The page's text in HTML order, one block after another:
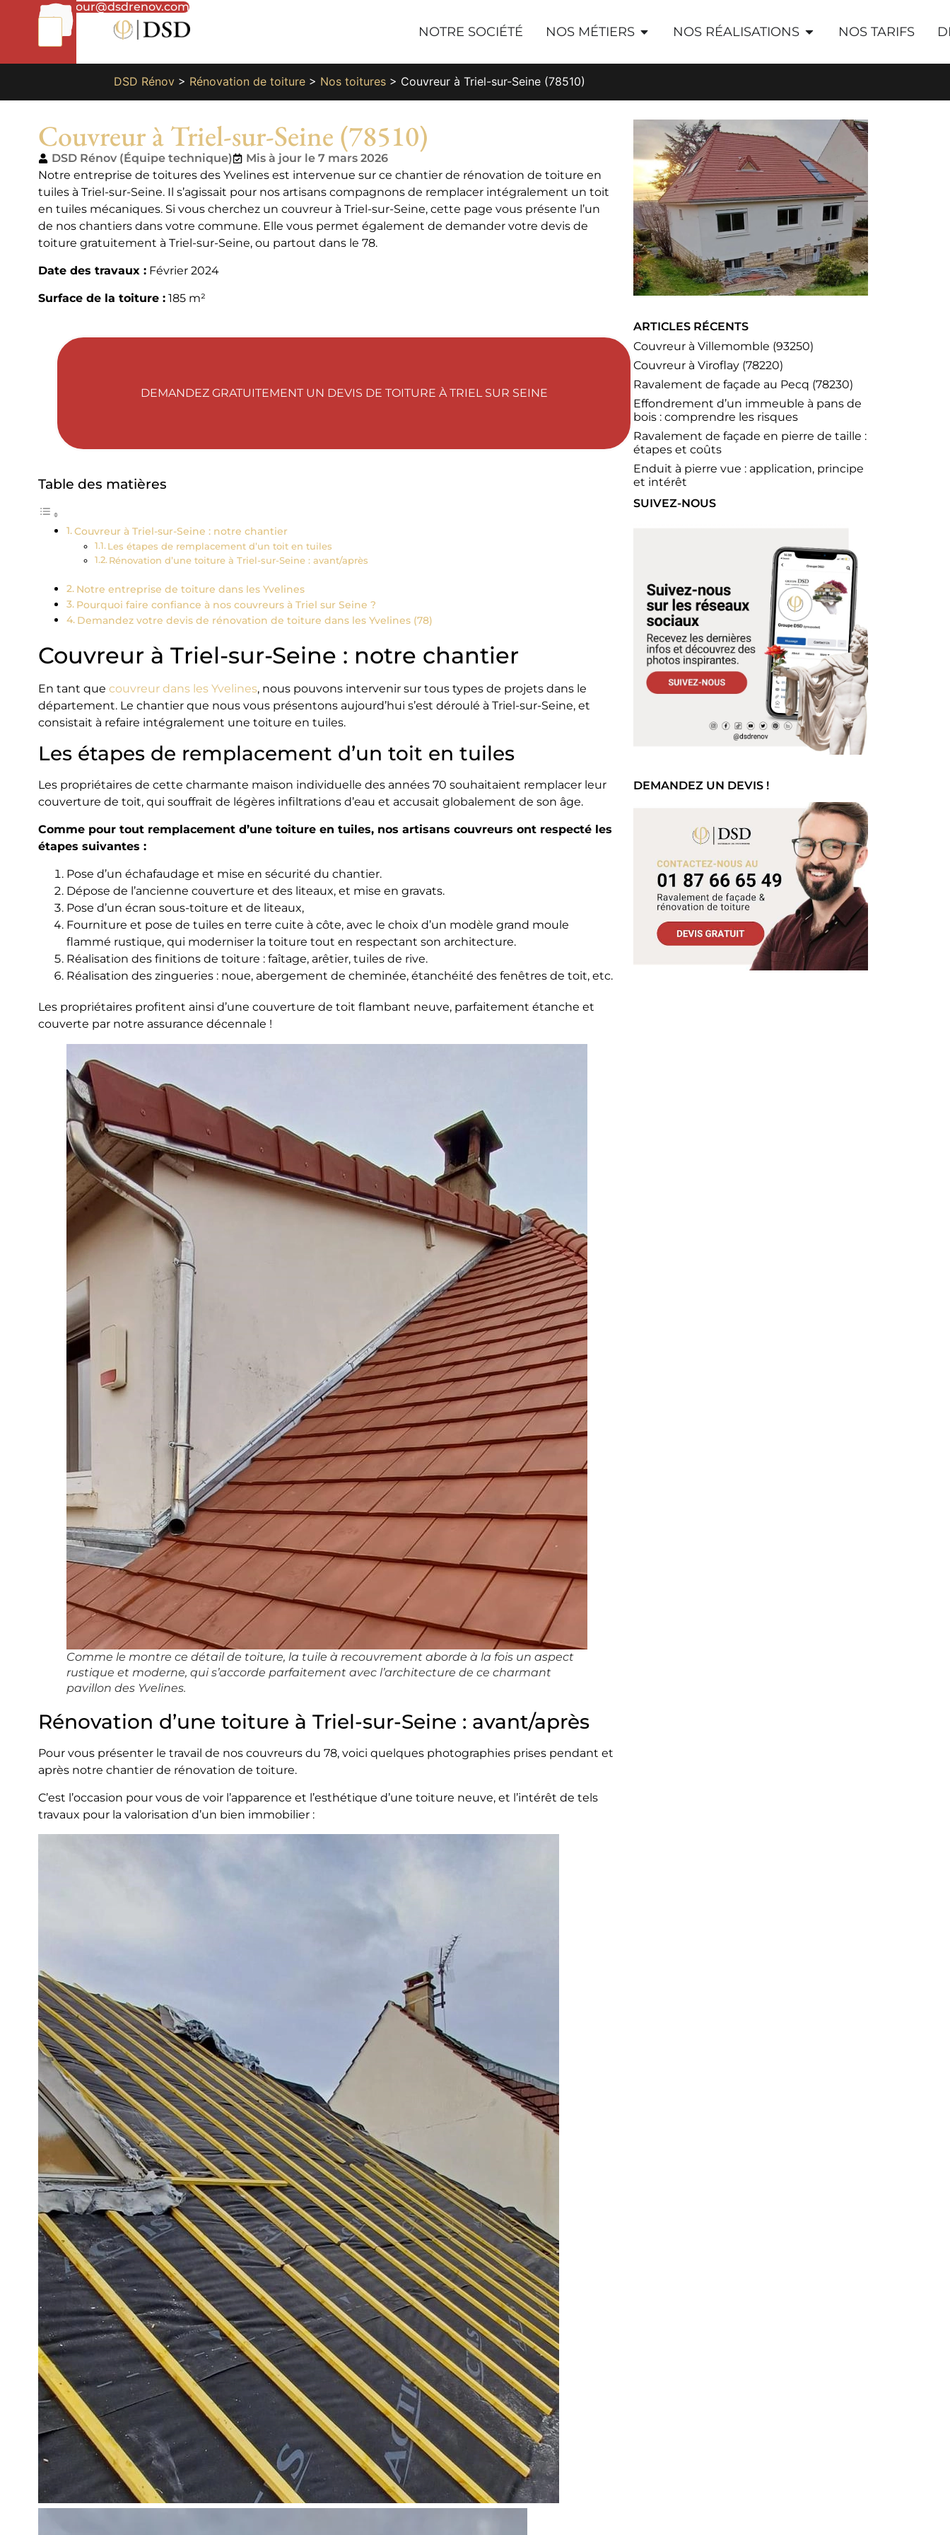
01
87
65
49
bonjour@dsdrenov.com
NOTRE SOCIÉTÉ NOS MÉTIERS NOS RÉALISATIONS NOS TARIFS
DSD Rénov > Rénovation de toiture > Nos toitures > Couvreur à Triel-sur-Seine (78510)
Couvreur à Triel-sur-Seine (78510)
DSD Rénov (Équipe technique)
Mis à jour le 7 mars 2026
Notre entreprise de toitures des Yvelines est intervenue sur ce chantier de rénovation de toiture en
tuiles à Triel-sur-Seine. Il s’agissait pour nos artisans compagnons de remplacer intégralement un toit
en tuiles mécaniques. Si vous cherchez un couvreur à Triel-sur-Seine, cette page vous présente l’un
de nos chantiers dans votre commune. Elle vous permet également de demander votre devis de
toiture gratuitement à Triel-sur-Seine, ou partout dans le 78.
Date des travaux :Février 2024
Surface de la toiture :185 m²
DEMANDEZ GRATUITEMENT UN DEVIS DE TOITURE À TRIEL SUR SEINE
Table des matières
Couvreur à Triel-sur-Seine : notre chantier
Les étapes de remplacement d’un toit en tuiles
Rénovation d’une toiture à Triel-sur-Seine : avant/après
Notre entreprise de toiture dans les Yvelines
Pourquoi faire confiance à nos couvreurs à Triel sur Seine ?
Demandez votre devis de rénovation de toiture dans les Yvelines (78)
Couvreur à Triel-sur-Seine : notre chantier
En tant que couvreur dans les Yvelines, nous pouvons intervenir sur tous types de projets dans le
département. Le chantier que nous vous présentons aujourd’hui s’est déroulé à Triel-sur-Seine, et
consistait à refaire intégralement une toiture en tuiles.
Les étapes de remplacement d’un toit en tuiles
Les propriétaires de cette charmante maison individuelle des années 70 souhaitaient remplacer leur
couverture de toit, qui souffrait de légères infiltrations d’eau et accusait globalement de son âge.
Comme pour tout remplacement d’une toiture en tuiles, nos artisans couvreurs ont respecté les
étapes suivantes :
Pose d’un échafaudage et mise en sécurité du chantier.
Dépose de l’ancienne couverture et des liteaux, et mise en gravats.
Pose d’un écran sous-toiture et de liteaux,
Fourniture et pose de tuiles en terre cuite à côte, avec le choix d’un modèle grand moule
flammé rustique, qui moderniser la toiture tout en respectant son architecture.
Réalisation des finitions de toiture : faîtage, arêtier, tuiles de rive.
Réalisation des zingueries : noue, abergement de cheminée, étanchéité des fenêtres de toit, etc.
Les propriétaires profitent ainsi d’une couverture de toit flambant neuve, parfaitement étanche et
couverte par notre assurance décennale !
Comme le montre ce détail de toiture, la tuile à recouvrement aborde à la fois un aspect
rustique et moderne, qui s’accorde parfaitement avec l’architecture de ce charmant
pavillon des Yvelines.
Rénovation d’une toiture à Triel-sur-Seine : avant/après
Pour vous présenter le travail de nos couvreurs du 78, voici quelques photographies prises pendant et
après notre chantier de rénovation de toiture.
C’est l’occasion pour vous de voir l’apparence et l’esthétique d’une toiture neuve, et l’intérêt de tels
travaux pour la valorisation d’un bien immobilier :
ARTICLES RÉCENTS
Couvreur à Villemomble (93250)
Couvreur à Viroflay (78220)
Ravalement de façade au Pecq (78230)
Effondrement d’un immeuble à pans de
bois : comprendre les risques
Ravalement de façade en pierre de taille :
étapes et coûts
Enduit à pierre vue : application, principe
et intérêt
SUIVEZ-NOUS
DEMANDEZ UN DEVIS !